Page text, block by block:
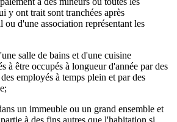
y ont trait sont tranchées après
d'une association représentant les
salle de bains et d'une cuisine
à être occupés à longueur d'année par des
employés à temps plein et par des
un immeuble ou un grand ensemble et
à des fins autres que l'habitation si